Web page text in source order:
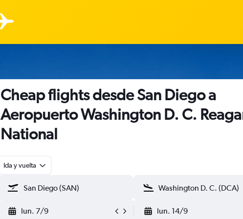
Cheap flights desde San Diego a
Aeropuerto Washington D. C.
National
Ida y vuelta
lun. 7/9 lun. 14/9